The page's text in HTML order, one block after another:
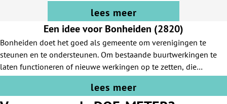
lees meer
Een idee voor Bonheiden (2820)
Bonheiden doet het goed als gemeente om verenigingen te
steunen en te ondersteunen. Om bestaande buurtwerkingen te
laten functioneren of nieuwe werkingen op te zetten, die
duurzaam gemaakt worden, kan vooral ingezet worden door het
verbinden van hen met bestaande verenigingen die deze
lees meer